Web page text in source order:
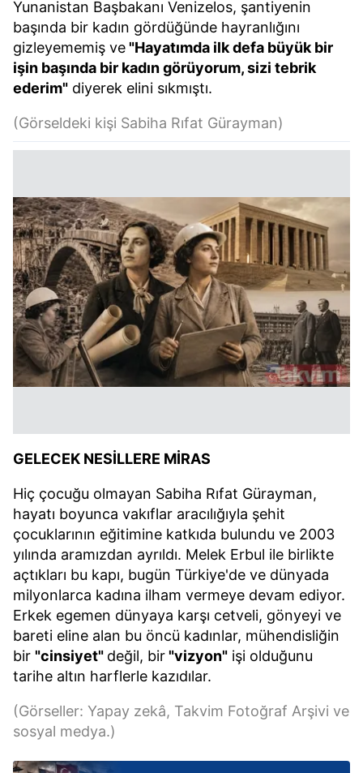
Yunanistan Başbakanı Venizelos, şantiyenin
başında bir kadın gördüğünde hayranlığını
gizleyememiş ve"Hayatımda ilk defa büyük bir
işin başında bir kadın görüyorum, sizi tebrik
ederim" diyerek elini sıkmıştı.
(Görseldeki kişi Sabiha Rıfat Gürayman)
GELECEK NESİLLERE MİRAS
Hiç çocuğu olmayan Sabiha Rıfat Gürayman,
hayatı boyunca vakıflar aracılığıyla şehit
çocuklarının eğitimine katkıda bulundu ve 2003
yılında aramızdan ayrıldı. Melek Erbul ile birlikte
açtıkları bu kapı, bugün Türkiye'de ve dünyada
milyonlarca kadına ilham vermeye devam ediyor.
Erkek egemen dünyaya karşı cetveli, gönyeyi ve
bareti eline alan bu öncü kadınlar, mühendisliğin
bir "cinsiyet" değil, bir"vizyon" işi olduğunu
tarihe altın harflerle kazıdılar.
(Görseller: Yapay zekâ, Takvim Fotoğraf Arşivi ve
sosyal medya.)